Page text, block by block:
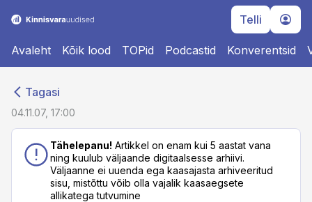
Telli
Avaleht Kõik lood TOPid Podcastid Konverentsid
Tagasi
04.11.07, 17:00
Tähelepanu! Artikkel on enam kui 5 aastat vana
ning kuulub väljaande digitaalsesse arhiivi.
Väljaanne ei uuenda ega kaasajasta arhiveeritud
sisu, mistõttu võib olla vajalik kaasaegsete
allikatega tutvumine